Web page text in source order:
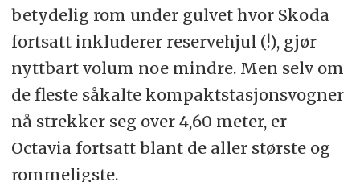
betydelig rom under gulvet hvor Skoda
fortsatt inkluderer reservehjul (!), gjør
nyttbart volum noe mindre. Men selv om
de fleste såkalte kompaktstasjonsvogner
nå strekker seg over 4,60 meter, er
Octavia fortsatt blant de aller største og
rommeligste.